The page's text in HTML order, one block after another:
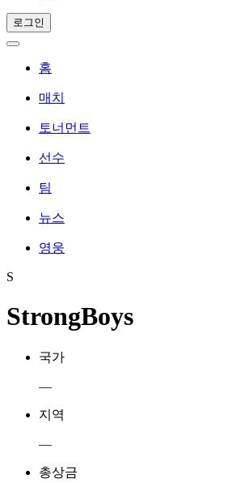
로그인
홈
매치
토너먼트
선수
팀
뉴스
영웅
S
StrongBoys
국가
—
지역
—
총상금